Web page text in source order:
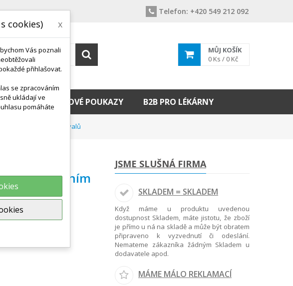
Telefon: +420 549 212 092
MŮJ KOŠÍK
0 Ks / 0 Kč
& SK DÁRKOVÉ POUKAZY B2B PRO LÉKÁRNY
S Vyznačením Svalů
bez
s vyznačením
JSME SLUŠNÁ FIRMA
SKLADEM = SKLADEM
Když máme u produktu uvedenou
dostupnost Skladem, máte jistotu, že zboží
je přímo u ná na skladě a může být obratem
připraveno k vyzvednutí či odeslání.
Nemateme zákazníka žádným Skladem u
dodavatele apod.
MÁME MÁLO REKLAMACÍ
cookies) x
Vás poznali
přihlašovat.
se zpracováním
ukládají ve
pomáháte